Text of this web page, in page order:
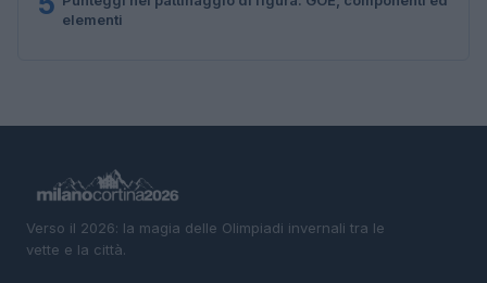
elementi
Verso il 2026: la magia delle Olimpiadi invernali tra le
vette e la città.